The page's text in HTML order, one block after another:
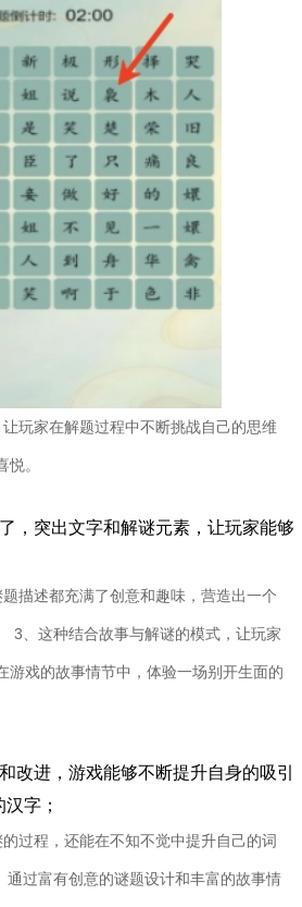
玩家在解题过程中不断挑战自己的思维
。
，突出文字和解谜元素，让玩家能够
描述都充满了创意和趣味，营造出一个
3、这种结合故事与解谜的模式，让玩家
游戏的故事情节中，体验一场别开生面的
改进，游戏能够不断提升自身的吸引
字；
过程，还能在不知不觉中提升自己的词
通过富有创意的谜题设计和丰富的故事情